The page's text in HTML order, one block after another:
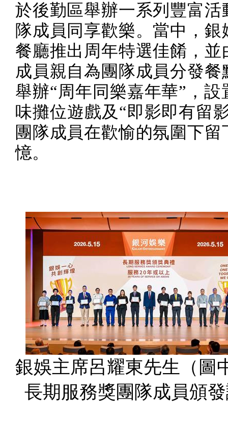
於後勤區舉辦一系列豐富活
隊成員同享歡樂。當中，銀
餐廳推出周年特選佳餚，並
成員親自為團隊成員分發餐
舉辦“周年同樂嘉年華”，設
味攤位遊戲及“即影即有留
團隊成員在歡愉的氛圍下留
憶。
銀娛主席呂耀東先生（圖
長期服務獎團隊成員頒